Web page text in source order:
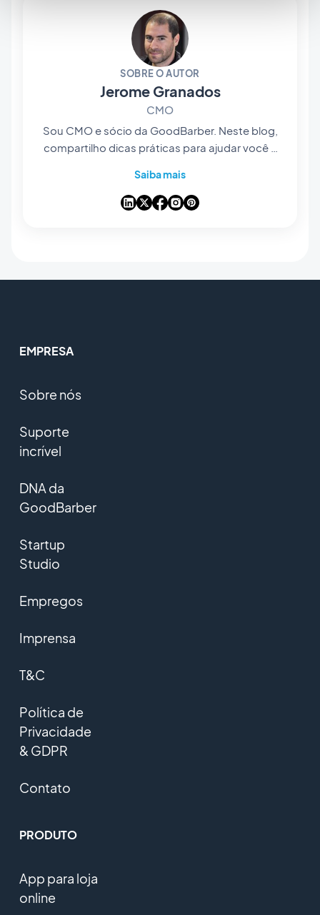
SOBRE O AUTOR
Jerome Granados
CMO
Sou CMO e sócio da GoodBarber. Neste blog,
compartilho dicas práticas para ajudar você a
sobre as tendências que estão transformando
o universo mobile e o no-code, além de
conversar nos comentários.
Saiba mais
EMPRESA
Sobre nós
Suporte
incrível
DNA da
GoodBarber
Startup
Studio
Empregos
Imprensa
T&C
Política de
Privacidade
& GDPR
Contato
PRODUTO
App para loja
online